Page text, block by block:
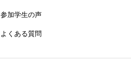
参加学生の声
よくある質問